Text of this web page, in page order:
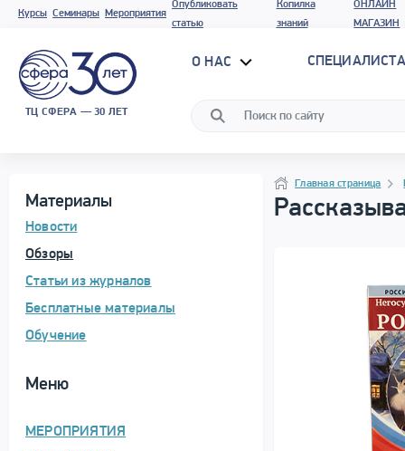
Курсы Семинары Мероприятия
Опубликовать
статью
Копилка
знаний
ОНЛАЙН
МАГАЗИН
ТЦ СФЕРА — 30 ЛЕТ
О НАС
Материалы
Новости
Обзоры
Статьи из журналов
Бесплатные материалы
Обучение
Меню
МЕРОПРИЯТИЯ
Программа материала
Навигация
НавигацияГлавная страница